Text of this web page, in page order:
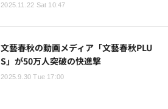
2025.11.22 Sat 10:47
文藝春秋の動画メディア「文藝春秋PLU
S」が50万人突破の快進撃
2025.9.30 Tue 17:00